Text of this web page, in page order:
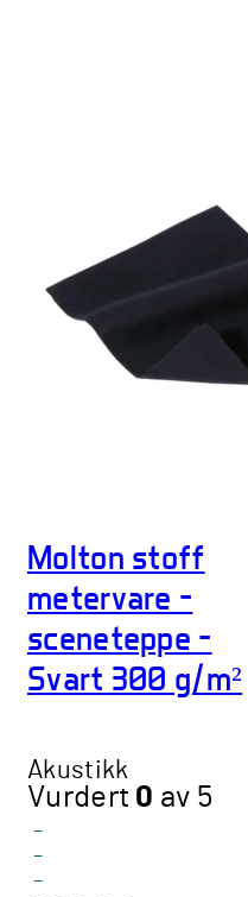
Molton stoff
metervare –
sceneteppe –
Svart 300 g/m²
Akustikk
Vurdert 0 av 5
-
-
-